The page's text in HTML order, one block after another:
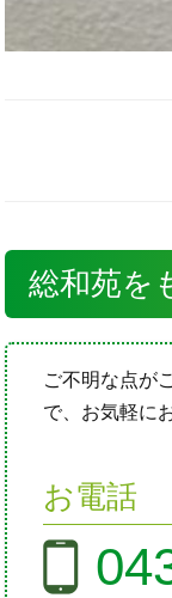
総和苑を
ご不明な点が
で、お気軽に
お電話